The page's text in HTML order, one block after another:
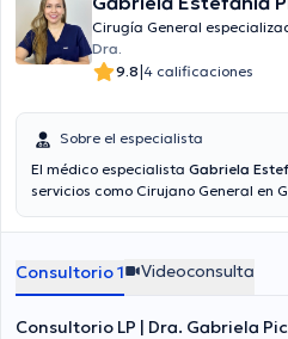
Cirugía General
Dra.
9.8|4 calificaciones
Sobre el especialista
El médico especialista Gabriela
servicios como Cirujano General en
Aseguradoras tales como Consulta
Cirugía digestiva, Hernias, Cirugía de
Consultorio 1 Videoconsulta
Consultorio LP | Dra. Gabriela